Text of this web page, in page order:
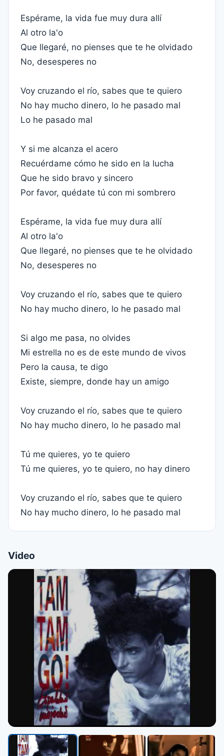
Espérame, la vida fue muy dura allí
Al otro la'o
Que llegaré, no pienses que te he olvidado
No, desesperes no
Voy cruzando el río, sabes que te quiero
No hay mucho dinero, lo he pasado mal
Lo he pasado mal
Y si me alcanza el acero
Recuérdame cómo he sido en la lucha
Que he sido bravo y sincero
Por favor, quédate tú con mi sombrero
Espérame, la vida fue muy dura allí
Al otro la'o
Que llegaré, no pienses que te he olvidado
No, desesperes no
Voy cruzando el río, sabes que te quiero
No hay mucho dinero, lo he pasado mal
Si algo me pasa, no olvides
Mi estrella no es de este mundo de vivos
Pero la causa, te digo
Existe, siempre, donde hay un amigo
Voy cruzando el río, sabes que te quiero
No hay mucho dinero, lo he pasado mal
Tú me quieres, yo te quiero
Tú me quieres, yo te quiero, no hay dinero
Voy cruzando el río, sabes que te quiero
No hay mucho dinero, lo he pasado mal
Video
▶